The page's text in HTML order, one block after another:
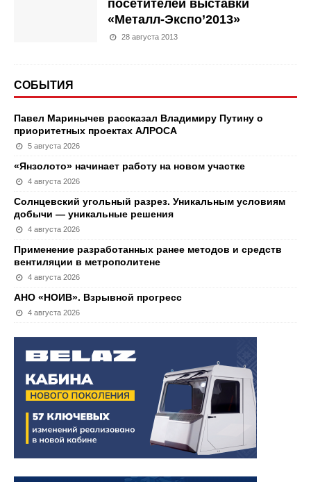
посетителей выставки
«Металл-Экспо’2013»
28 августа 2013
СОБЫТИЯ
Павел Маринычев рассказал Владимиру Путину о
приоритетных проектах АЛРОСА
5 августа 2026
«Янзолото» начинает работу на новом участке
4 августа 2026
Солнцевский угольный разрез. Уникальным условиям
добычи — уникальные решения
4 августа 2026
Применение разработанных ранее методов и средств
вентиляции в метрополитене
4 августа 2026
АНО «НОИВ». Взрывной прогресс
4 августа 2026